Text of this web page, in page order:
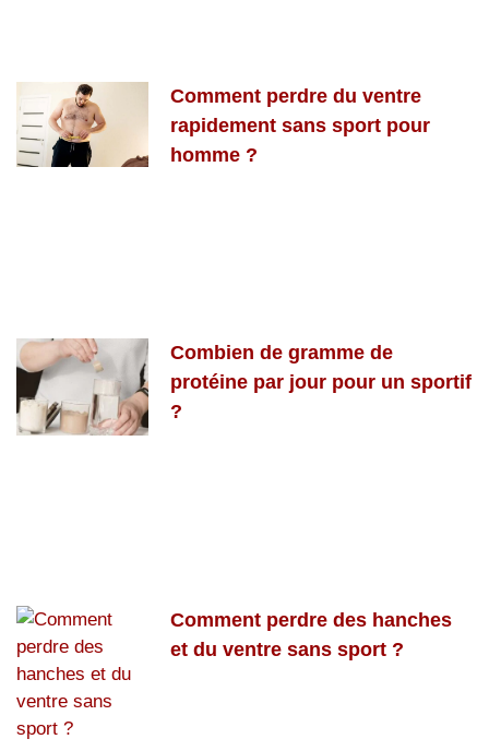
Comment perdre du ventre
rapidement sans sport pour
homme ?
Combien de gramme de
protéine par jour pour un sportif
?
Comment perdre des hanches
et du ventre sans sport ?